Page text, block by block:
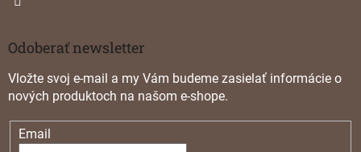
Odoberať newsletter
Vložte svoj e-mail a my Vám budeme zasielať informácie o
nových produktoch na našom e-shope.
Email